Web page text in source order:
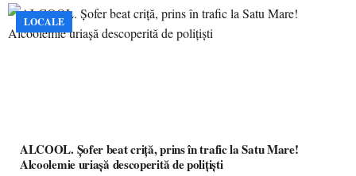
LOCALE
ALCOOL. Șofer beat criță, prins în trafic la Satu Mare!
Alcoolemie uriașă descoperită de polițiști